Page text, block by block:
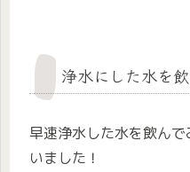
浄水にした水を
早速浄水した水を飲ん
いました！